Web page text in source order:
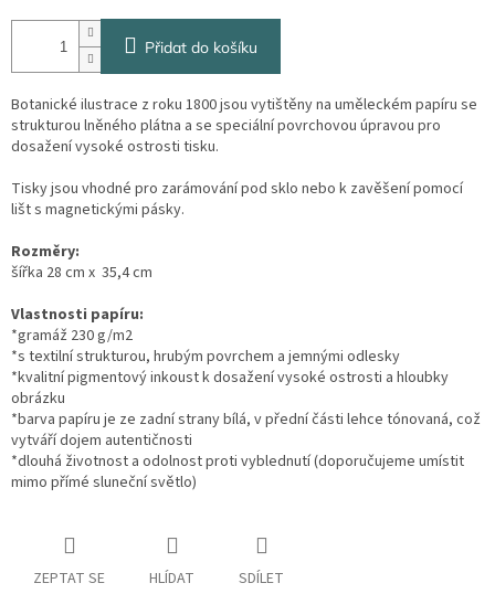
Přidat do košíku
Botanické ilustrace z roku 1800 jsou vytištěny na uměleckém papíru se
strukturou lněného plátna a se speciální povrchovou úpravou pro
dosažení vysoké ostrosti tisku.
Tisky jsou vhodné pro zarámování pod sklo nebo k zavěšení pomocí
lišt s magnetickými pásky.
Rozměry:
šířka 28 cm x 35,4 cm
Vlastnosti papíru:
*gramáž 230 g/m2
*s textilní strukturou, hrubým povrchem a jemnými odlesky
*kvalitní pigmentový inkoust k dosažení vysoké ostrosti a hloubky
obrázku
*barva papíru je ze zadní strany bílá, v přední části lehce tónovaná, což
vytváří dojem autentičnosti
*dlouhá životnost a odolnost proti vyblednutí (doporučujeme umístit
mimo přímé sluneční světlo)
ZEPTAT SE HLÍDAT SDÍLET